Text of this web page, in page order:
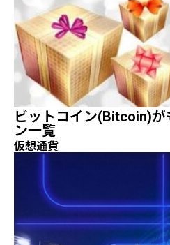
ビットコイン(Bitcoin)が
ン一覧
仮想通貨